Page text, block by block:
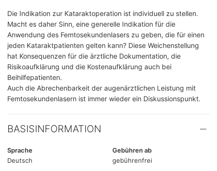
Die Indikation zur Kataraktoperation ist individuell zu stellen.
Macht es daher Sinn, eine generelle Indikation für die
Anwendung des Femtosekundenlasers zu geben, die für einen
jeden Kataraktpatienten gelten kann? Diese Weichenstellung
hat Konsequenzen für die ärztliche Dokumentation, die
Risikoaufklärung und die Kostenaufklärung auch bei
Beihilfepatienten.
Auch die Abrechenbarkeit der augenärztlichen Leistung mit
Femtosekundenlasern ist immer wieder ein Diskussionspunkt.
BASISINFORMATION
Sprache
Deutsch
Gebühren ab
gebührenfrei